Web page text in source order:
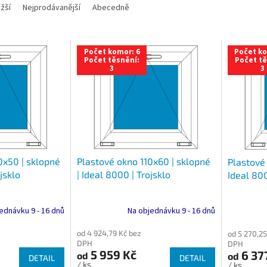
Nejprodávanější Abecedně
| sklopné
9 - 16 dnů
DETAIL
Počet komor: 6
Počet těsnění:
3
Plastové okno 110x60 | sklopné
| Ideal 8000 | Trojsklo
Na objednávku 9 - 16 dnů
od 4 924,79 Kč bez
DPH
od 5 959 Kč
/ ks
DETAIL
Počet
Počet
3
Plastové
Ideal
od 5
DPH
od 6
/ ks